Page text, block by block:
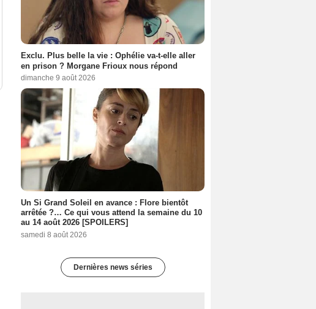
Exclu. Plus belle la vie : Ophélie va-t-elle aller
en prison ? Morgane Frioux nous répond
dimanche 9 août 2026
Un Si Grand Soleil en avance : Flore bientôt
arrêtée ?… Ce qui vous attend la semaine du 10
au 14 août 2026 [SPOILERS]
samedi 8 août 2026
Dernières news séries